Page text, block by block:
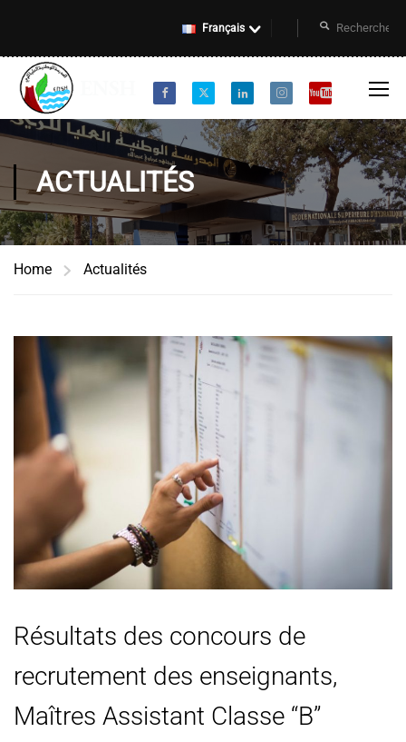
Français
ACTUALITÉS
Home Actualités
Résultats des concours de
recrutement des enseignants,
Maîtres Assistant Classe “B”